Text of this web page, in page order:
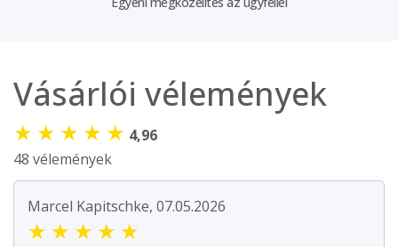
Vásárlói vélemények
★ ★ ★ ★ ★ 4,96
48 vélemények
Marcel Kapitschke, 07.05.2026
★ ★ ★ ★ ★